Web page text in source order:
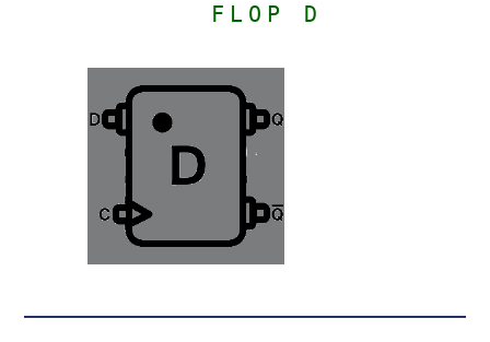
FLOP D